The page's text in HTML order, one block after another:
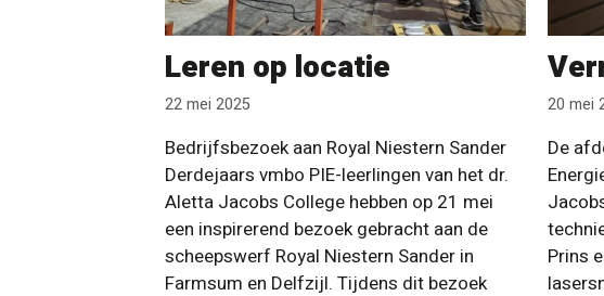
Leren op locatie
22 mei 2025
Bedrijfsbezoek aan Royal Niestern Sander
Derdejaars vmbo PIE-leerlingen van het dr.
Aletta Jacobs College hebben op 21 mei
een inspirerend bezoek gebracht aan de
scheepswerf Royal Niestern Sander in
Farmsum en Delfzijl. Tijdens dit bezoek
20 mei
De
Prins